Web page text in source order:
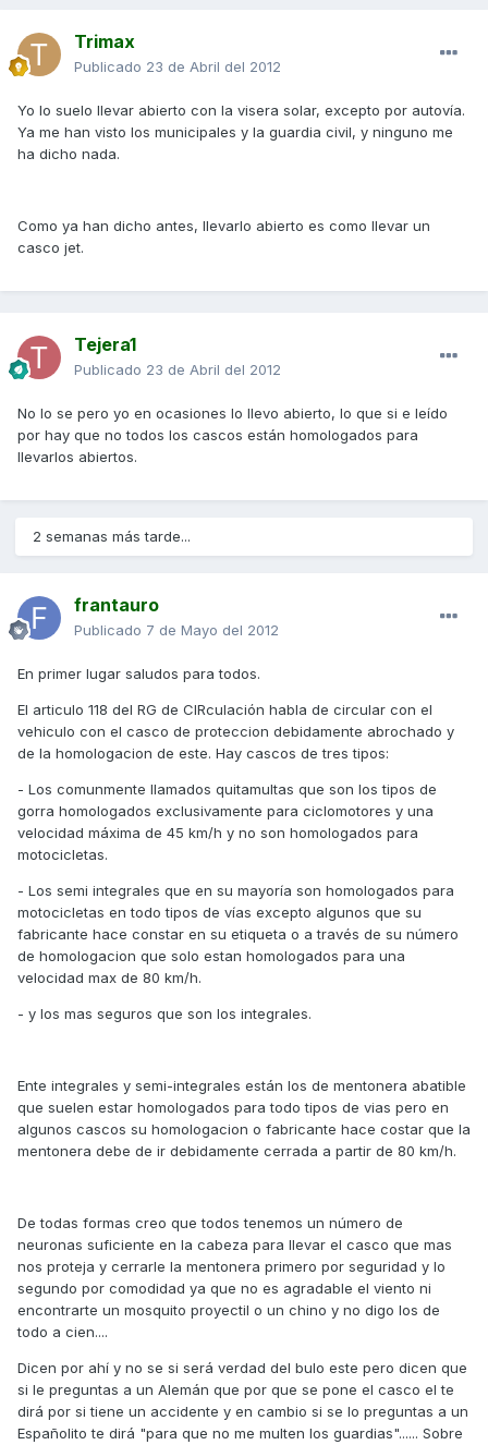
Trimax
Publicado 23 de Abril del 2012
Yo lo suelo llevar abierto con la visera solar, excepto por autovía.
Ya me han visto los municipales y la guardia civil, y ninguno me
ha dicho nada.
Como ya han dicho antes, llevarlo abierto es como llevar un
casco jet.
Tejera1
Publicado 23 de Abril del 2012
No lo se pero yo en ocasiones lo llevo abierto, lo que si e leído
por hay que no todos los cascos están homologados para
llevarlos abiertos.
2 semanas más tarde...
frantauro
Publicado 7 de Mayo del 2012
En primer lugar saludos para todos.
El articulo 118 del RG de CIRculación habla de circular con el
vehiculo con el casco de proteccion debidamente abrochado y
de la homologacion de este. Hay cascos de tres tipos:
- Los comunmente llamados quitamultas que son los tipos de
gorra homologados exclusivamente para ciclomotores y una
velocidad máxima de 45 km/h y no son homologados para
motocicletas.
- Los semi integrales que en su mayoría son homologados para
motocicletas en todo tipos de vías excepto algunos que su
fabricante hace constar en su etiqueta o a través de su número
de homologacion que solo estan homologados para una
velocidad max de 80 km/h.
- y los mas seguros que son los integrales.
Ente integrales y semi-integrales están los de mentonera abatible
que suelen estar homologados para todo tipos de vias pero en
algunos cascos su homologacion o fabricante hace costar que la
mentonera debe de ir debidamente cerrada a partir de 80 km/h.
De todas formas creo que todos tenemos un número de
neuronas suficiente en la cabeza para llevar el casco que mas
nos proteja y cerrarle la mentonera primero por seguridad y lo
segundo por comodidad ya que no es agradable el viento ni
encontrarte un mosquito proyectil o un chino y no digo los de
todo a cien....
Dicen por ahí y no se si será verdad del bulo este pero dicen que
si le preguntas a un Alemán que por que se pone el casco el te
dirá por si tiene un accidente y en cambio si se lo preguntas a un
Españolito te dirá "para que no me multen los guardias"...... Sobre